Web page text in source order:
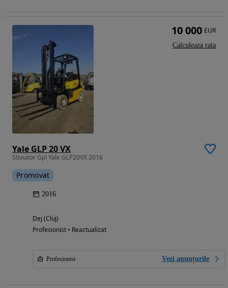
Yale GLP 20 VX
Stivuitor Gpl Yale GLP20VX 2016
Promovat
2016
Dej (Cluj)
Profesionist • Reactualizat
Profesionist Vezi anunțurile
10 000 EUR
Calculeaza rata